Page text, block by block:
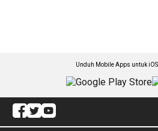
Unduh Mobile Apps untuk